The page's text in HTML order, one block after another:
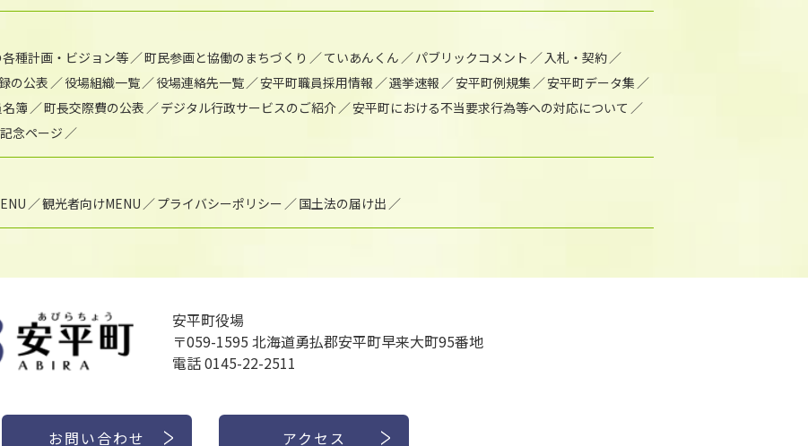
種計画・ビジョン等 町民参画と協働のまちづくり ていあんくん パブリックコメント
入札・契約
の公表 役場組織一覧 役場連絡先一覧 安平町職員採用情報 選挙速報 安平町例規集
安平町データ集
簿 町長交際費の公表 デジタル行政サービスのご紹介
安平町における不当要求行為等への対応について
念ページ
観光者向けMENU プライバシーポリシー 国土法の届け出
安平町役場
〒059-1595 北海道勇払郡安平町早来大町95番地
電話 0145-22-2511
お問い合わせ アクセス